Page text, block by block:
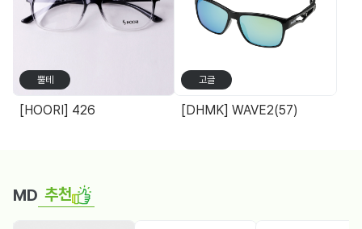
뿔테
[HOORI] 426
고글
[DHMK] WAVE2(57)
MD 추천